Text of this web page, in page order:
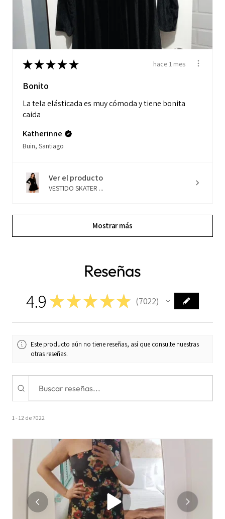
★★★★★ hace 1 mes
Bonito
La tela elásticada es muy cómoda y tiene bonita
caida
Katherinne
Buin, Santiago
Ver el producto
VESTIDO SKATER ...
Mostrar más
Reseñas
4.9 ★ ★ ★★★ 7022
7022
Este producto aún no tiene reseñas, así que consulte nuestras
otras reseñas.
1 - 12 de 7022